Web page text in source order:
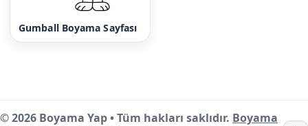
Gumball Boyama Sayfası
© 2026 Boyama Yap • Tüm hakları saklıdır. Boyama